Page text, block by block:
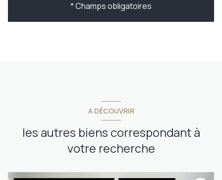
* Champs obligatoires
A DÉCOUVRIR
les autres biens correspondant à
votre recherche